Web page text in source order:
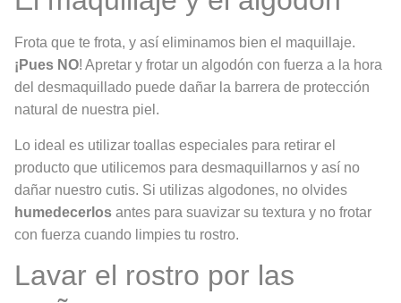
Frota que te frota, y así eliminamos bien el maquillaje.
¡Pues NO! Apretar y frotar un algodón con fuerza a la hora
del desmaquillado puede dañar la barrera de protección
natural de nuestra piel.
Lo ideal es utilizar toallas especiales para retirar el
producto que utilicemos para desmaquillarnos y así no
dañar nuestro cutis. Si utilizas algodones, no olvides
humedecerlos antes para suavizar su textura y no frotar
con fuerza cuando limpies tu rostro.
Lavar el rostro por las